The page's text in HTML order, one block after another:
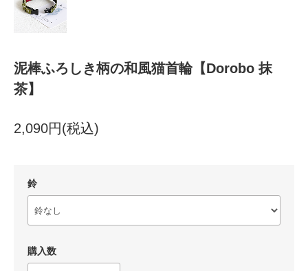
泥棒ふろしき柄の和風猫首輪【Dorobo 抹
茶】
2,090円(税込)
鈴
購入数